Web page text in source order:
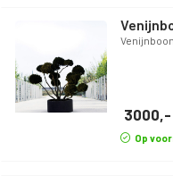
3000,-
Op